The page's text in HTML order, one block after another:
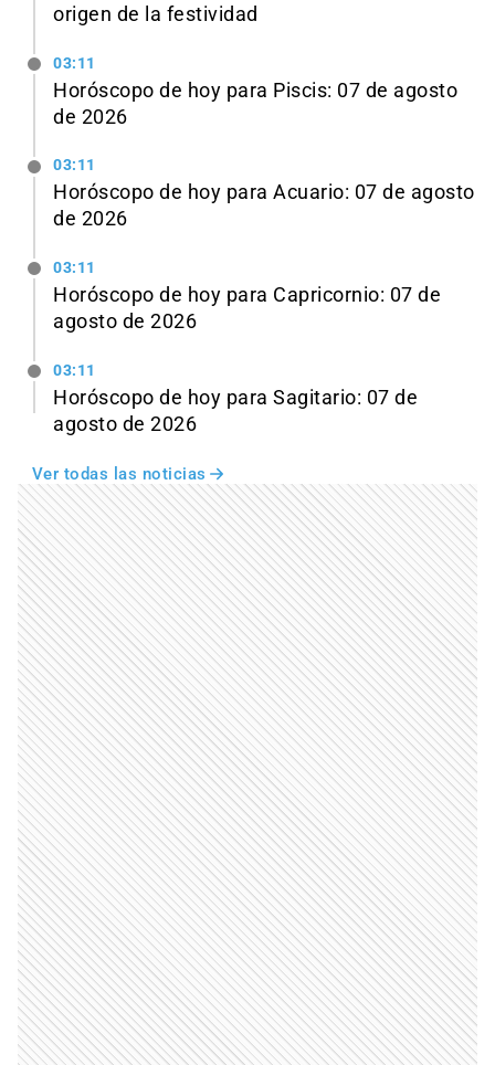
origen de la festividad
03:11
Horóscopo de hoy para Piscis: 07 de agosto
de 2026
03:11
Horóscopo de hoy para Acuario: 07 de agosto
de 2026
03:11
Horóscopo de hoy para Capricornio: 07 de
agosto de 2026
03:11
Horóscopo de hoy para Sagitario: 07 de
agosto de 2026
Ver todas las noticias